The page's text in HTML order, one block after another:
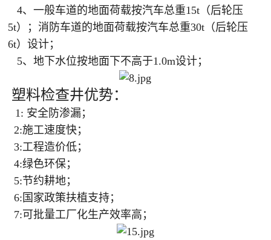
4、一般车道的地面荷载按汽车总重15t（后轮压
5t）；消防车道的地面荷载按汽车总重30t（后轮压
6t）设计；
5、地下水位按地面下不高于1.0m设计；
塑料检查井优势：
1: 安全防渗漏；
2:施工速度快；
3:工程造价低；
4:绿色环保；
5:节约耕地；
6:国家政策扶植支持；
7:可批量工厂化生产效率高；